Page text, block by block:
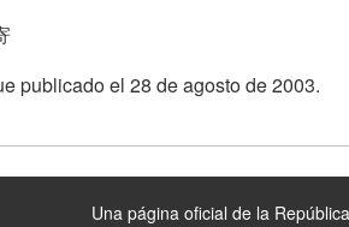
publicado el 28 de agosto de 2003.
Una página oficial de la